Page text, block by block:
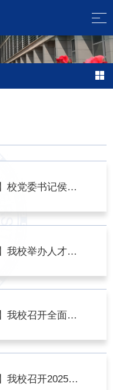
【聚力改革】校党委书记侯成义带队赴科大讯飞丝路总部调研交流
【聚力改革】我校举办人才工作专题报告会
【聚力改革】我校召开全面深化改革与高质量发展大会
【聚力改革】我校召开2025年度处级单位工作汇报测评暨基层党组织书记抓党建述职评议大会